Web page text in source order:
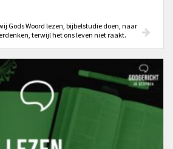
Gods Woord lezen, bijbelstudie doen, naar
terwijl het ons leven niet raakt.